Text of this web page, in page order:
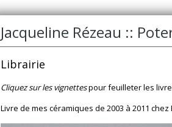
Jacqueline Rézeau ::
Librairie
Cliquez sur les vignettespour feuilleter les
Livre de mes céramiques de 2003 à 2011 chez